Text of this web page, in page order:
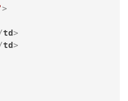
>
td>
td>